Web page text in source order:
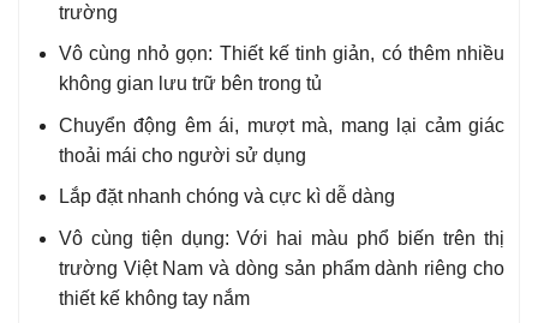
trường
Vô cùng nhỏ gọn: Thiết kế tinh giản, có thêm nhiều
không gian lưu trữ bên trong tủ
Chuyển động êm ái, mượt mà, mang lại cảm giác
thoải mái cho người sử dụng
Lắp đặt nhanh chóng và cực kì dễ dàng
Vô cùng tiện dụng: Với hai màu phổ biến trên thị
trường Việt Nam và dòng sản phẩm dành riêng cho
thiết kế không tay nắm